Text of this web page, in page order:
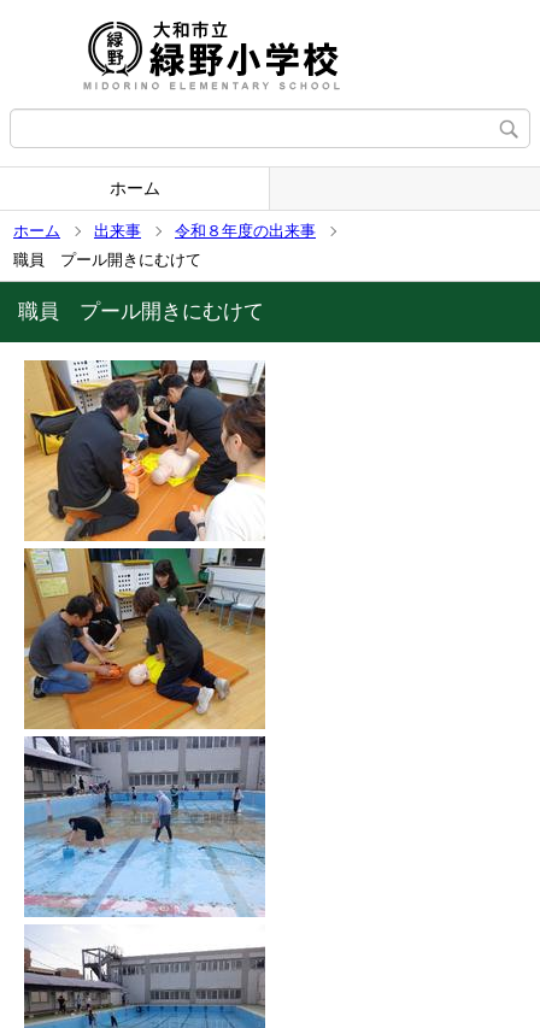
ホーム
ホーム 出来事
令和８年度の出来事
職員 プール開きにむけて
職員 プール開きにむけて